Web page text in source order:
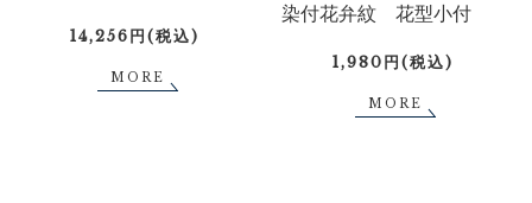
14,256円(税込)
MORE
染付花弁紋 花型小付
1,980円(税込)
MORE